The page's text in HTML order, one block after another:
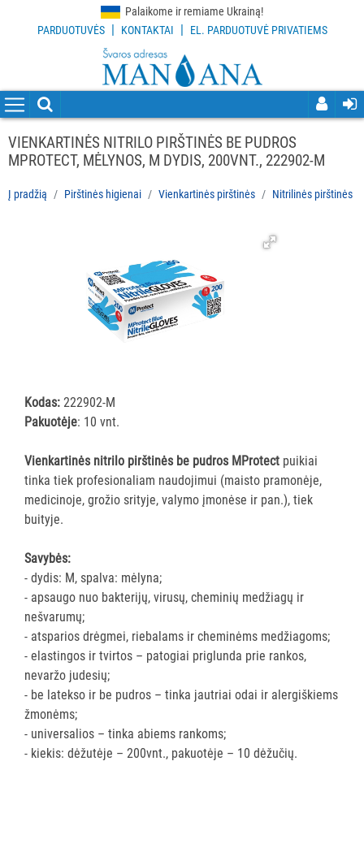
Palaikome ir remiame Ukrainą!
PARDUOTUVĖS | KONTAKTAI | EL. PARDUOTUVĖ PRIVATIEMS
VALYMO
PRIEMONĖS
VALYMO
Visi
Nitrilinės
Vinilinės
pirštinės
Vitrilo
pirštinės
Polietileninės
pirštinės
Daugkartinės
pirštinės
GRINDŲ
VALYMO
ĮRANGA
SKALBIMO
PRIEMONĖS
VIENKARTINĖS NITRILO PIRŠTINĖS BE PUDROS
MPROTECT, MĖLYNOS, M DYDIS, 200VNT., 222902-M
Į pradžią Pirštinės higienai Vienkartinės pirštinės Nitrilinės pirštinės
Kodas: 222902-M
Pakuotėje: 10 vnt.
Vienkartinės nitrilo pirštinės be pudros MProtect puikiai
tinka tiek profesionaliam naudojimui (maisto pramonėje,
medicinoje, grožio srityje, valymo įmonėse ir pan.), tiek
buityje.
Savybės:
- dydis: M, spalva: mėlyna;
- apsaugo nuo bakterijų, virusų, cheminių medžiagų ir
nešvarumų;
- atsparios drėgmei, riebalams ir cheminėms medžiagoms;
- elastingos ir tvirtos – patogiai priglunda prie rankos,
nevaržo judesių;
- be latekso ir be pudros – tinka jautriai odai ir alergiškiems
žmonėms;
- universalios – tinka abiems rankoms;
- kiekis: dėžutėje – 200vnt., pakuotėje – 10 dėžučių.